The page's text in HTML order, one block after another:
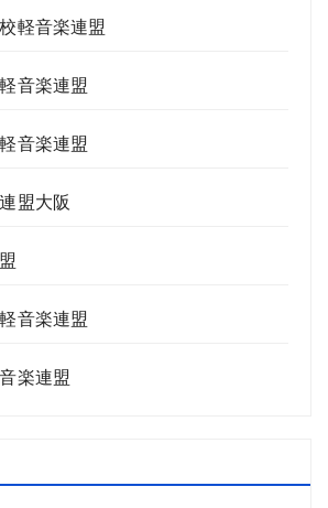
軽音楽連盟
音楽連盟
音楽連盟
盟大阪
音楽連盟
楽連盟